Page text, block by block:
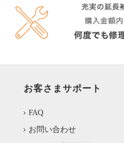
お客さまサポート
FAQ
お問い合わせ